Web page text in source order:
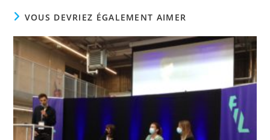
VOUS DEVRIEZ ÉGALEMENT AIMER